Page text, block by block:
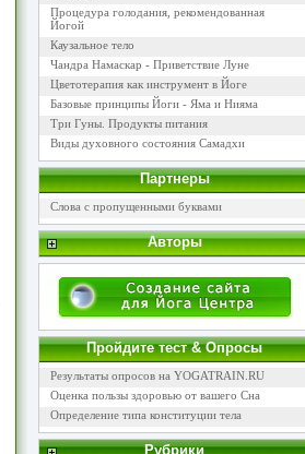
Процедура голодания, рекомендованная
Йогой
Каузальное тело
Чандра Намаскар - Приветствие Луне
Цветотерапия как инструмент в Йоге
Базовые принципы Йоги - Яма и Нияма
Три Гуны. Продукты питания
Виды духовного состояния Самадхи
Партнеры
Слова с пропущенными буквами
Авторы
Пройдите тест & Опросы
Результаты опросов на YOGATRAIN.RU
Оценка пользы здоровью от вашего Сна
Определение типа конституции тела
Рубрики